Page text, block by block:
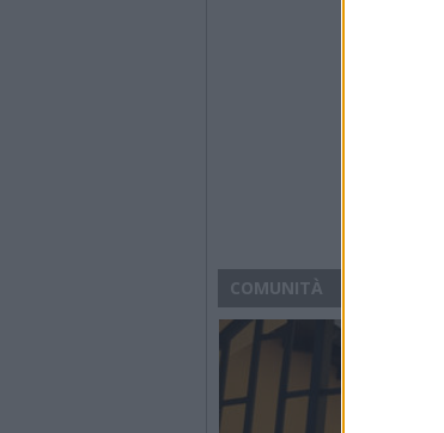
COMUNITÀ